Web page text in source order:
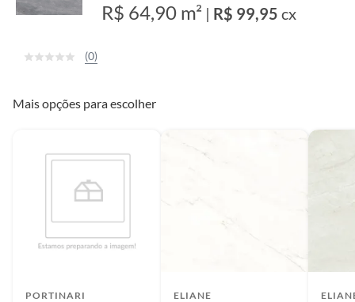
R$ 64,90 m² | R$ 99,95 cx
(0)
Mais opções para escolher
PORTINARI ELIANE